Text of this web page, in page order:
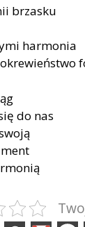
brzasku
harmonia
do nas